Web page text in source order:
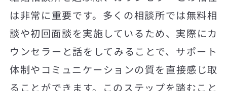
は非常に重要です。多くの相談所では無料相
談や初回面談を実施しているため、実際にカ
ウンセラーと話をしてみることで、サポート
体制やコミュニケーションの質を直接感じ取
ることができます。このステップを踏むこと